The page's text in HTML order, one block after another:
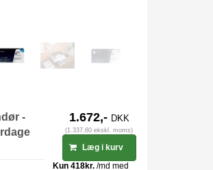
-
1.672,- DKK
(1.337,60 ekskl. moms)
Læg i kurv